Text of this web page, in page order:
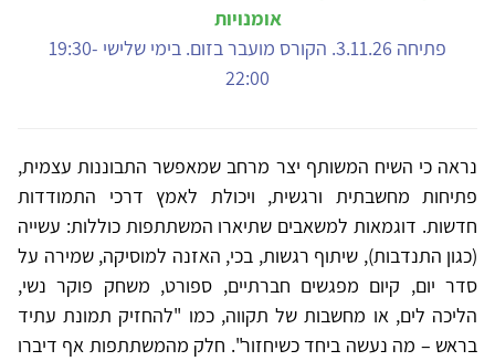
אומנויות
פתיחה 3.11.26. הקורס מועבר בזום. בימי שלישי 19:30-
22:00
נראה כי השיח המשותף יצר מרחב שמאפשר התבוננות עצמית,
פתיחות מחשבתית ורגשית, ויכולת לאמץ דרכי התמודדות
חדשות. דוגמאות למשאבים שתיארו המשתתפות כוללות: עשייה
(כגון התנדבות), שיתוף רגשות, בכי, האזנה למוסיקה, שמירה על
סדר יום, קיום מפגשים חברתיים, ספורט, משחק פוקר נשי,
הליכה לים, או מחשבות של תקווה, כמו "להחזיק תמונת עתיד
בראש – מה נעשה ביחד כשיחזור". חלק מהמשתתפות אף דיברו